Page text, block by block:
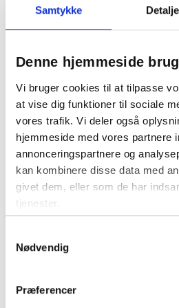
Samtykke
Denne hjemmeside
Vi bruger cookies til at tilpasse
at vise dig funktioner til sociale
vores trafik. Vi deler også
hjemmeside med vores partnere
annonceringspartnere og
kan kombinere disse data med
givet dem, eller som de har
tjenester.
Nødvendig
Præferencer
undervisning
Giver mulighed for at
hæng fysiske noter,
Skaber en
og et stilrent look
Gør det let at zone din væg
idéudvikling eller
Vigtigt:Air whiteboard tavler
viser et eksempel på Air Textile
whiteboard.
(inkluderet)
Dybde fra væg:
Kompatibilitet:
Passer til